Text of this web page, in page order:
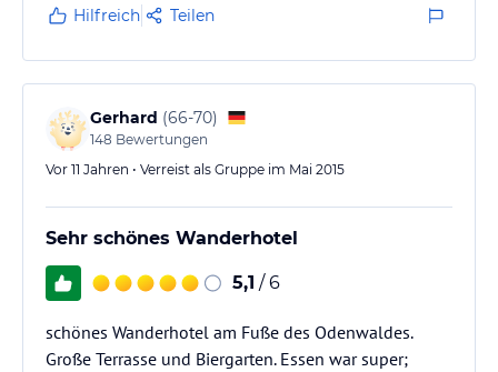
Hilfreich Teilen
Gerhard (66-70)
148 Bewertungen
Vor 11 Jahren • Verreist als Gruppe im Mai 2015
Sehr schönes Wanderhotel
5,1 / 6
schönes Wanderhotel am Fuße des Odenwaldes.
Große Terrasse und Biergarten. Essen war super;